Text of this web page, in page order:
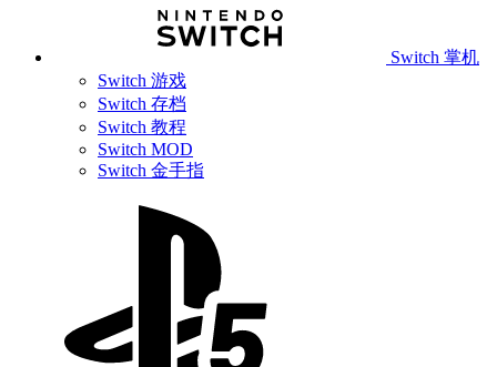
Switch 掌机
Switch 游戏
Switch 存档
Switch 教程
Switch MOD
Switch 金手指